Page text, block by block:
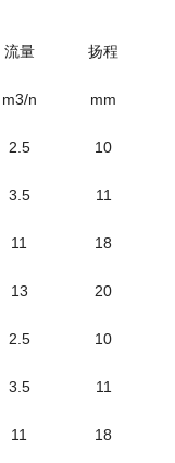
流量
m3/n
扬程
mm
2.5 10
3.5 11
11 18
13 20
2.5 10
3.5 11
11 18